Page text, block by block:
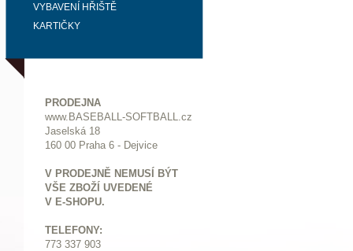
VYBAVENÍ HŘIŠTĚ
KARTIČKY
PRODEJNA
www.BASEBALL-SOFTBALL.cz
Jaselská 18
160 00 Praha 6 - Dejvice
V PRODEJNĚ NEMUSÍ BÝT
VŠE ZBOŽÍ UVEDENÉ
V E-SHOPU.
TELEFONY:
773 337 903